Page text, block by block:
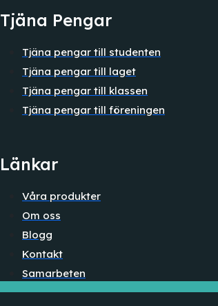
Tjäna Pengar
Tjäna pengar till studenten
Tjäna pengar till laget
Tjäna pengar till klassen
Tjäna pengar till föreningen
Länkar
Våra produkter
Om oss
Blogg
Kontakt
Samarbeten